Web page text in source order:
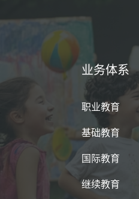
业务体系
职业教育
基础教育
国际教育
继续教育